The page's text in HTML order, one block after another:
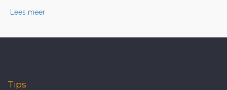
Lees meer
Tips